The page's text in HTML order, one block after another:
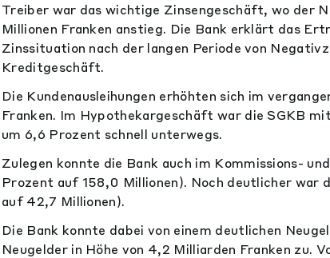
Treiber war das wichtige Zinsengeschäft, wo der
Millionen Franken anstieg. Die Bank erklärt das
Zinssituation nach der langen Periode von
Kreditgeschäft.
Die Kundenausleihungen erhöhten sich im
Franken. Im Hypothekargeschäft war die SGKB
um 6,6 Prozent schnell unterwegs.
Zulegen konnte die Bank auch im Kommissions-
Prozent auf 158,0 Millionen). Noch deutlicher war
auf 42,7 Millionen).
Die Bank konnte dabei von einem deutlichen
Neugelder in Höhe von 4,2 Milliarden Franken zu.